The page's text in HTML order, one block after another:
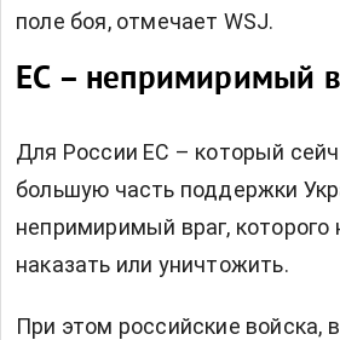
поле боя, отмечает WSJ.
ЕС – непримиримый
Для России ЕС – который
большую часть поддержки
непримиримый враг, которого
наказать или уничтожить.
При этом российские войска,